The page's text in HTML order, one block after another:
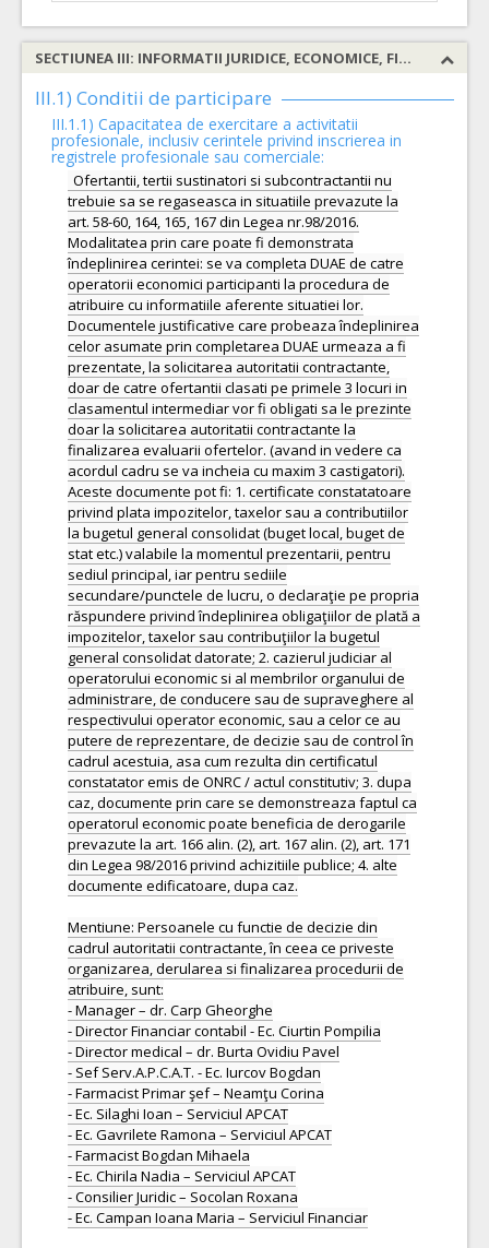
SECTIUNEA III: INFORMATII JURIDICE, ECONOMICE, FINANCIARE SI TEHNICE
III.1) Conditii de participare
III.1.1) Capacitatea de exercitare a activitatii
profesionale, inclusiv cerintele privind inscrierea in
registrele profesionale sau comerciale:
Ofertantii, tertii sustinatori si subcontractantii nu
trebuie sa se regaseasca in situatiile prevazute la
art. 58-60, 164, 165, 167 din Legea nr.98/2016.
Modalitatea prin care poate fi demonstrata
îndeplinirea cerintei: se va completa DUAE de catre
operatorii economici participanti la procedura de
atribuire cu informatiile aferente situatiei lor.
Documentele justificative care probeaza îndeplinirea
celor asumate prin completarea DUAE urmeaza a fi
prezentate, la solicitarea autoritatii contractante,
doar de catre ofertantii clasati pe primele 3 locuri in
clasamentul intermediar vor fi obligati sa le prezinte
doar la solicitarea autoritatii contractante la
finalizarea evaluarii ofertelor. (avand in vedere ca
acordul cadru se va incheia cu maxim 3 castigatori).
Aceste documente pot fi: 1. certificate constatatoare
privind plata impozitelor, taxelor sau a contributiilor
la bugetul general consolidat (buget local, buget de
stat etc.) valabile la momentul prezentarii, pentru
sediul principal, iar pentru sediile
secundare/punctele de lucru, o declaraţie pe propria
răspundere privind îndeplinirea obligaţiilor de plată a
impozitelor, taxelor sau contribuţiilor la bugetul
general consolidat datorate; 2. cazierul judiciar al
operatorului economic si al membrilor organului de
administrare, de conducere sau de supraveghere al
respectivului operator economic, sau a celor ce au
putere de reprezentare, de decizie sau de control în
cadrul acestuia, asa cum rezulta din certificatul
constatator emis de ONRC / actul constitutiv; 3. dupa
caz, documente prin care se demonstreaza faptul ca
operatorul economic poate beneficia de derogarile
prevazute la art. 166 alin. (2), art. 167 alin. (2), art. 171
din Legea 98/2016 privind achizitiile publice; 4. alte
documente edificatoare, dupa caz.
Mentiune: Persoanele cu functie de decizie din
cadrul autoritatii contractante, în ceea ce priveste
organizarea, derularea si finalizarea procedurii de
atribuire, sunt:
- Manager – dr. Carp Gheorghe
- Director Financiar contabil - Ec. Ciurtin Pompilia
- Director medical – dr. Burta Ovidiu Pavel
- Sef Serv.A.P.C.A.T. - Ec. Iurcov Bogdan
- Farmacist Primar şef – Neamţu Corina
- Ec. Silaghi Ioan – Serviciul APCAT
- Ec. Gavrilete Ramona – Serviciul APCAT
- Farmacist Bogdan Mihaela
- Ec. Chirila Nadia – Serviciul APCAT
- Consilier Juridic – Socolan Roxana
- Ec. Campan Ioana Maria – Serviciul Financiar